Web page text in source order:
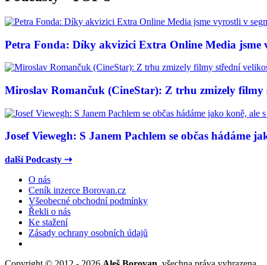
Petra Fonda: Díky akvizici Extra Online Media jsme
Miroslav Romančuk (CineStar): Z trhu zmizely filmy
Josef Viewegh: S Janem Pachlem se občas hádáme
další Podcasty ⇢
O nás
Ceník inzerce Borovan.cz
Všeobecné obchodní podmínky
Řekli o nás
Ke stažení
Zásady ochrany osobních údajů